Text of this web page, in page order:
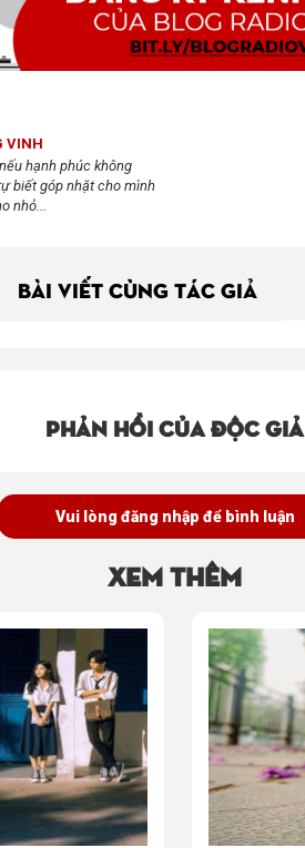
VINH
hạnh phúc không
biết góp nhặt cho mình
nhỏ...
BÀI VIẾT CÙNG TÁC GIẢ
Phản hồi của độc giả
Vui lòng đăng nhập để bình luận
Xem thêm